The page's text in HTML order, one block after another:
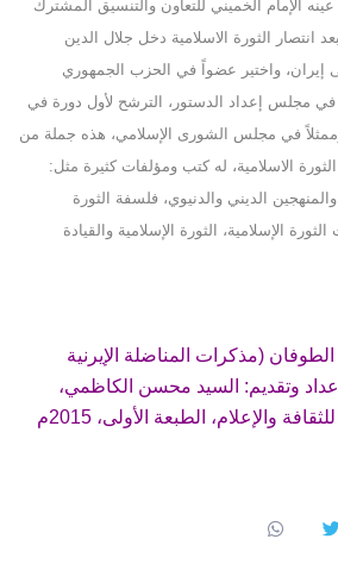
الإمام الخميني للتعاون والتنسيق المشترك
انتصار الثورة الاسلامية دخل جلال الدين
إيران، واختير عضواً في الحزب الجمهوري
في مجلس إعداد الدستور، الترشح لأول دورة في
وممثلاً في مجلس الشورى الإسلامي، هذه جملة من
الاسلامية، له كتب ومؤلفات كثيرة مثل:
الديني والدنيوي، فلسفة الثورة
الإسلامية، الثورة الإسلامية والقيادة
وسط الطوفان (مذكرات المناضلة الإيرنية
وتقديم: السيد محسن الكاظمي،
والإعلام، الطبعة الأولى، 2015م